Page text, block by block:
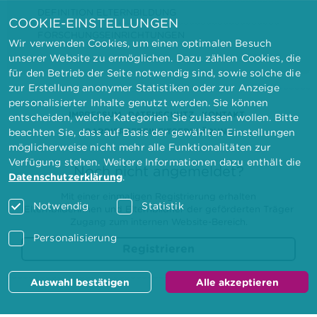
IMPRESSUM DATENSCHUTZ
KONTAKT
BARRIEREFREIHEITSERKLÄRUNG
Noch nicht angemeldet?
Mit einer einmaligen Registrierung erhalten
Elternbilderinnen und Elternbildner der geförderten Träger
COOKIE-EINSTELLUNGEN
Wir verwenden Cookies, um einen optimalen Besuch
unserer Website zu ermöglichen. Dazu zählen Cookies, die
für den Betrieb der Seite notwendig sind, sowie solche die
zur Erstellung anonymer Statistiken oder zur Anzeige
personalisierter Inhalte genutzt werden. Sie können
entscheiden, welche Kategorien Sie zulassen wollen. Bitte
beachten Sie, dass auf Basis der gewählten Einstellungen
möglicherweise nicht mehr alle Funktionalitäten zur
Verfügung stehen. Weitere Informationen dazu enthält die
Datenschutzerklärung.
Notwendig Statistik
Personalisierung
Auswahl bestätigen Alle akzeptieren